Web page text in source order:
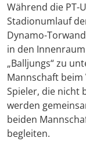
Während die PT-
Stadionumlauf
Dynamo-
in den
„Balljungs“ zu
Mannschaft beim
Spieler, die nicht
werden
beiden
begleiten.